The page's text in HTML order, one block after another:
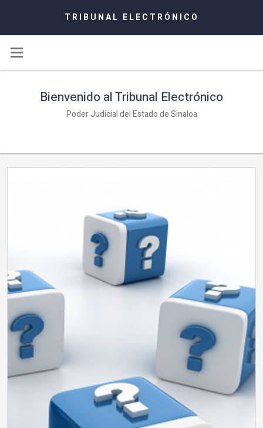
TRIBUNAL ELECTRÓNICO
Bienvenido al Tribunal Electrónico
Poder Judicial del Estado de Sinaloa